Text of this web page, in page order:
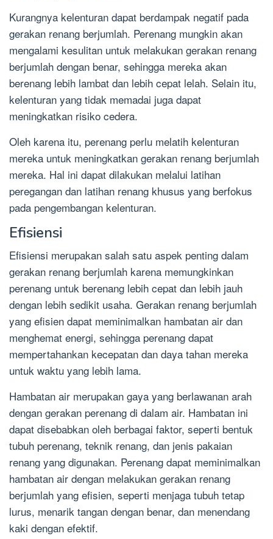
Kurangnya kelenturan dapat berdampak negatif pada
gerakan renang berjumlah. Perenang mungkin akan
mengalami kesulitan untuk melakukan gerakan renang
berjumlah dengan benar, sehingga mereka akan
berenang lebih lambat dan lebih cepat lelah. Selain itu,
kelenturan yang tidak memadai juga dapat
meningkatkan risiko cedera.
Oleh karena itu, perenang perlu melatih kelenturan
mereka untuk meningkatkan gerakan renang berjumlah
mereka. Hal ini dapat dilakukan melalui latihan
peregangan dan latihan renang khusus yang berfokus
pada pengembangan kelenturan.
Efisiensi
Efisiensi merupakan salah satu aspek penting dalam
gerakan renang berjumlah karena memungkinkan
perenang untuk berenang lebih cepat dan lebih jauh
dengan lebih sedikit usaha. Gerakan renang berjumlah
yang efisien dapat meminimalkan hambatan air dan
menghemat energi, sehingga perenang dapat
mempertahankan kecepatan dan daya tahan mereka
untuk waktu yang lebih lama.
Hambatan air merupakan gaya yang berlawanan arah
dengan gerakan perenang di dalam air. Hambatan ini
dapat disebabkan oleh berbagai faktor, seperti bentuk
tubuh perenang, teknik renang, dan jenis pakaian
renang yang digunakan. Perenang dapat meminimalkan
hambatan air dengan melakukan gerakan renang
berjumlah yang efisien, seperti menjaga tubuh tetap
lurus, menarik tangan dengan benar, dan menendang
kaki dengan efektif.